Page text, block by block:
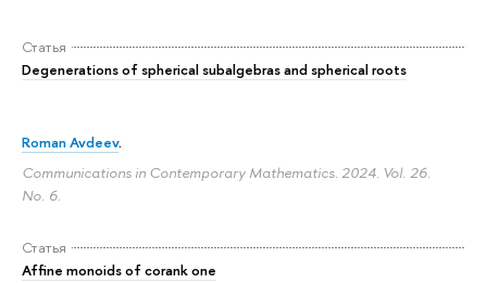
Статья
Degenerations of spherical subalgebras and spherical roots
Roman Avdeev.
Communications in Contemporary Mathematics. 2024. Vol. 26.
No. 6.
Статья
Affine monoids of corank one